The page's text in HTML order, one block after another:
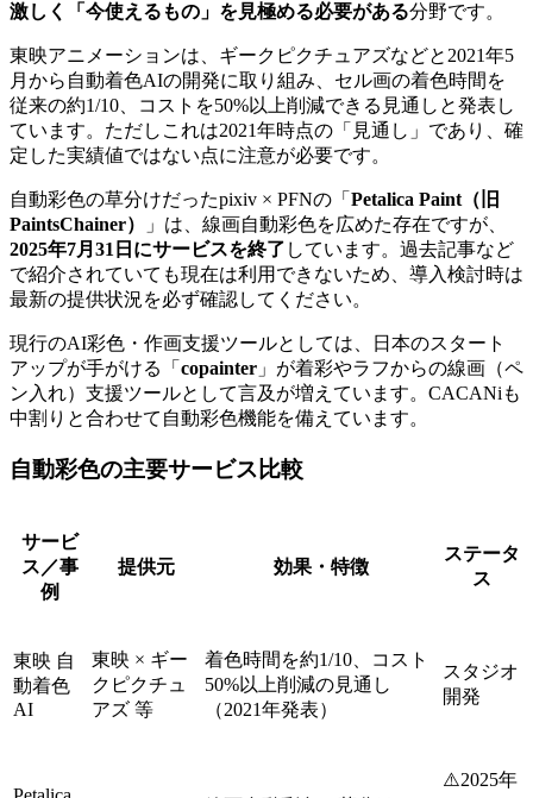
激しく「今使えるもの」を見極める必要がある分野です。
東映アニメーションは、ギークピクチュアズなどと2021年5
月から自動着色AIの開発に取り組み、セル画の着色時間を
従来の約1/10、コストを50%以上削減できる見通しと発表し
ています。ただしこれは2021年時点の「見通し」であり、確
定した実績値ではない点に注意が必要です。
自動彩色の草分けだったpixiv × PFNの「 Petalica Paint（旧
PaintsChainer）
」は、線画自動彩色を広めた存在ですが、
2025年7月31日にサービスを終了 しています。過去記事など
で紹介されていても現在は利用できないため、導入検討時は
最新の提供状況を必ず確認してください。
現行のAI彩色・作画支援ツールとしては、日本のスタート
アップが手がける「 copainter 」が着彩やラフからの線画（ペ
ン入れ）支援ツールとして言及が増えています。CACANiも
中割りと合わせて自動彩色機能を備えています。
自動彩色の主要サービス比較
サービ
ス／事
例
提供元 効果・特徴
ステータ
ス
東映 自
動着色
AI
東映 × ギー
クピクチュ
アズ 等
着色時間を約1/10、コスト
50%以上削減の見通し
（2021年発表）
スタジオ
開発
⚠️2025年